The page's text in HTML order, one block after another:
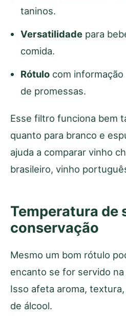
taninos.
Versatilidade para
comida.
Rótulo com
de promessas.
Esse filtro funciona bem
quanto para branco e
ajuda a comparar vinho
brasileiro, vinho
Temperatura de
conservação
Mesmo um bom rótulo
encanto se for servido
Isso afeta aroma,
de álcool.